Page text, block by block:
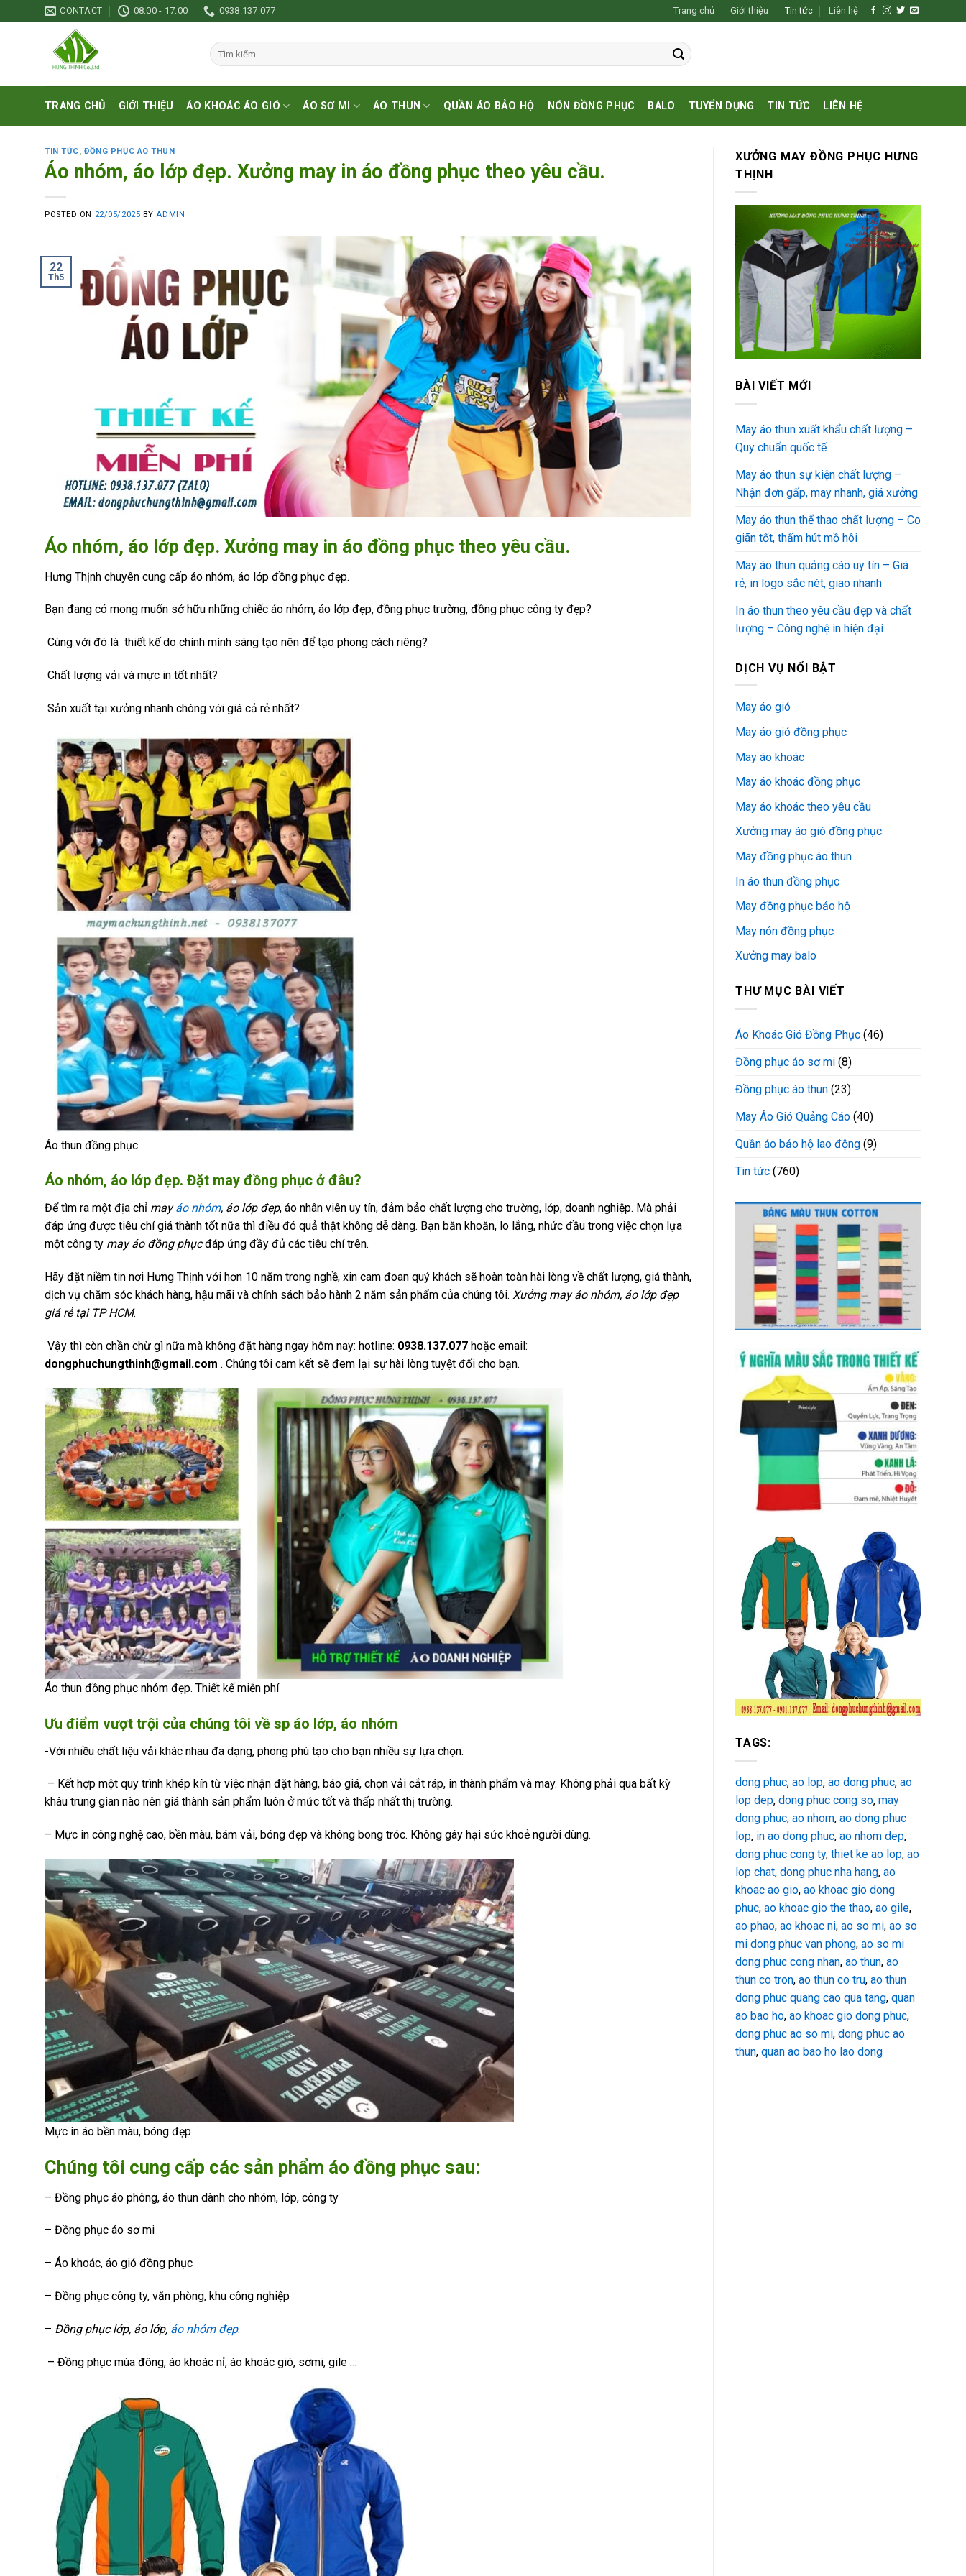
to
CONTACT 08:00 - 17:00 0938.137.077 Trang chủ Giới thiệu Tin tức Liên hệ
Tìm
kiếm:
TRANG CHỦ GIỚI THIỆU ÁO KHOÁC ÁO GIÓ ÁO SƠ MI ÁO THUN QUẦN ÁO BẢO HỘ NÓN ĐỒNG PHỤC BALO TUYỂN DỤNG TIN TỨC LIÊN HỆ
TIN TỨC,ĐỒNG PHỤC ÁO THUN
Áo nhóm, áo lớp đẹp. Xưởng may in áo đồng phục theo yêu cầu.
POSTED ON 22/05/2025 BY ADMIN
22
Th5
Áo nhóm, áo lớp đẹp. Xưởng may in áo đồng phục theo yêu cầu.
Hưng Thịnh chuyên cung cấp áo nhóm, áo lớp đồng phục đẹp.
Bạn đang có mong muốn sở hữu những chiếc áo nhóm, áo lớp đẹp, đồng phục trường, đồng phục công ty đẹp?
Cùng với đó là thiết kế do chính mình sáng tạo nên để tạo phong cách riêng?
Chất lượng vải và mực in tốt nhất?
Sản xuất tại xưởng nhanh chóng với giá cả rẻ nhất?
Áo thun đồng phục
Áo nhóm, áo lớp đẹp. Đặt may đồng phục ở đâu?
Để tìm ra một địa chỉ mayáo nhóm, áo lớp đẹp, áo nhân viên uy tín, đảm bảo chất lượng cho trường, lớp, doanh nghiệp. Mà phải
đáp ứng được tiêu chí giá thành tốt nữa thì điều đó quả thật không dễ dàng. Bạn băn khoăn, lo lắng, nhức đầu trong việc chọn lựa
một công ty may áo đồng phụcđáp ứng đầy đủ các tiêu chí trên.
Hãy đặt niềm tin nơi Hưng Thịnh với hơn 10 năm trong nghề, xin cam đoan quý khách sẽ hoàn toàn hài lòng về chất lượng, giá thành,
dịch vụ chăm sóc khách hàng, hậu mãi và chính sách bảo hành 2 năm sản phẩm của chúng tôi. Xưởng may áo nhóm, áo lớp đẹp
giá rẻ tại TP HCM.
Vậy thì còn chần chừ gì nữa mà không đặt hàng ngay hôm nay: hotline: 0938.137.077 hoặc email:
dongphuchungthinh@gmail.com . Chúng tôi cam kết sẽ đem lại sự hài lòng tuyệt đối cho bạn.
Áo thun đồng phục nhóm đẹp. Thiết kế miễn phí
Ưu điểm vượt trội của chúng tôi về sp áo lớp, áo nhóm
-Với nhiều chất liệu vải khác nhau đa dạng, phong phú tạo cho bạn nhiều sự lựa chọn.
– Kết hợp một quy trình khép kín từ việc nhận đặt hàng, báo giá, chọn vải cắt ráp, in thành phẩm và may. Không phải qua bất kỳ
khâu trung gian nào nên giá thành sản phẩm luôn ở mức tốt và thấp nhất thị trường.
– Mực in công nghệ cao, bền màu, bám vải, bóng đẹp và không bong tróc. Không gây hại sức khoẻ người dùng.
Mực in áo bền màu, bóng đẹp
Chúng tôi cung cấp các sản phẩm áo đồng phục sau:
– Đồng phục áo phông, áo thun dành cho nhóm, lớp, công ty
– Đồng phục áo sơ mi
– Áo khoác, áo gió đồng phục
– Đồng phục công ty, văn phòng, khu công nghiệp
– Đồng phục lớp, áo lớp, áo nhóm đẹp.
– Đồng phục mùa đông, áo khoác nỉ, áo khoác gió, sơmi, gile …
XƯỞNG MAY ĐỒNG PHỤC HƯNG
THỊNH
BÀI VIẾT MỚI
May áo thun xuất khẩu chất lượng –
Quy chuẩn quốc tế
May áo thun sự kiện chất lượng –
Nhận đơn gấp, may nhanh, giá xưởng
May áo thun thể thao chất lượng – Co
giãn tốt, thấm hút mồ hôi
May áo thun quảng cáo uy tín – Giá
rẻ, in logo sắc nét, giao nhanh
In áo thun theo yêu cầu đẹp và chất
lượng – Công nghệ in hiện đại
DỊCH VỤ NỔI BẬT
May áo gió
May áo gió đồng phục
May áo khoác
May áo khoác đồng phục
May áo khoác theo yêu cầu
Xưởng may áo gió đồng phục
May đồng phục áo thun
In áo thun đồng phục
May đồng phục bảo hộ
May nón đồng phục
Xưởng may balo
THƯ MỤC BÀI VIẾT
Áo Khoác Gió Đồng Phục (46)
Đồng phục áo sơ mi (8)
Đồng phục áo thun (23)
May Áo Gió Quảng Cáo (40)
Quần áo bảo hộ lao động (9)
Tin tức (760)
TAGS:
dong phuc, ao lop, ao dong phuc, ao
lop dep, dong phuc cong so, may
dong phuc, ao nhom, ao dong phuc
lop, in ao dong phuc, ao nhom dep,
dong phuc cong ty, thiet ke ao lop, ao
lop chat, dong phuc nha hang, ao
khoac ao gio, ao khoac gio dong
phuc, ao khoac gio the thao, ao gile,
ao phao, ao khoac ni, ao so mi, ao so
mi dong phuc van phong, ao so mi
dong phuc cong nhan, ao thun, ao
thun co tron, ao thun co tru, ao thun
dong phuc quang cao qua tang, quan
ao bao ho, ao khoac gio dong phuc,
dong phuc ao so mi, dong phuc ao
thun, quan ao bao ho lao dong